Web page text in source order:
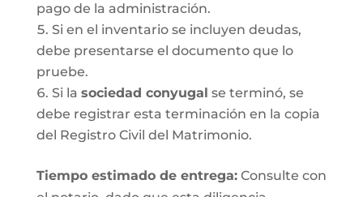
pago de la administración.
Si en el inventario se incluyen deudas,
debe presentarse el documento que lo
pruebe.
Si la sociedad conyugal se terminó, se
debe registrar esta terminación en la copia
del Registro Civil del Matrimonio.
Tiempo estimado de entrega:Consulte con